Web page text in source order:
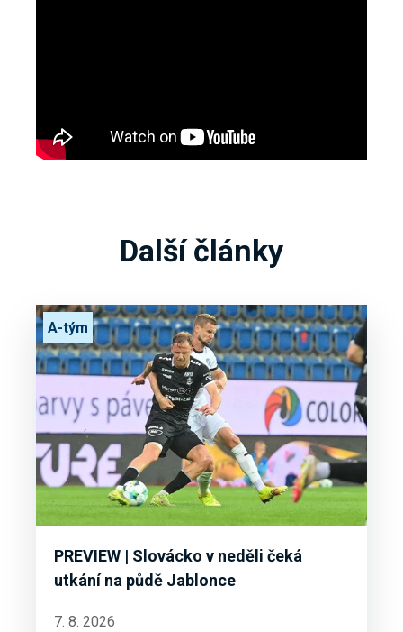
Další články
PREVIEW | Slovácko v neděli čeká
utkání na půdě Jablonce
A-tým
7. 8. 2026